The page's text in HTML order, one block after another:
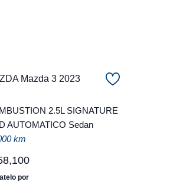
Mazda 3 2023
2.5L SIGNATURE
AUTOMATICO Sedan
km
,100
por